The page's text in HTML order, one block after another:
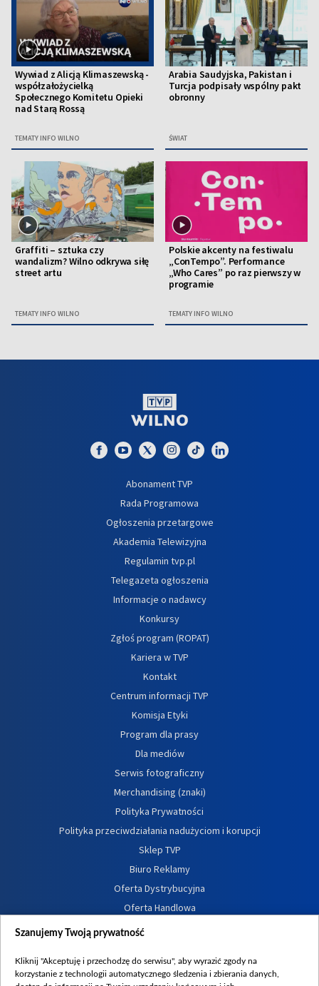
Wywiad z Alicją Klimaszewską -
współzałożycielką
Społecznego Komitetu Opieki
nad Starą Rossą
TEMATY INFO WILNO
Arabia Saudyjska, Pakistan i
Turcja podpisały wspólny pakt
obronny
ŚWIAT
Graffiti – sztuka czy
wandalizm? Wilno odkrywa siłę
street artu
TEMATY INFO WILNO
Polskie akcenty na festiwalu
„ConTempo”. Performance
„Who Cares” po raz pierwszy w
programie
TEMATY INFO WILNO
Abonament TVP
Rada Programowa
Ogłoszenia przetargowe
Akademia Telewizyjna
Regulamin tvp.pl
Telegazeta ogłoszenia
Informacje o nadawcy
Konkursy
Zgłoś program (ROPAT)
Kariera w TVP
Kontakt
Centrum informacji TVP
Komisja Etyki
Program dla prasy
Dla mediów
Serwis fotograficzny
Merchandising (znaki)
Polityka Prywatności
Polityka przeciwdziałania nadużyciom i korupcji
Sklep TVP
Biuro Reklamy
Oferta Dystrybucyjna
Oferta Handlowa
Dostępność
Procedura zgłoszeń wewnętrznych
Szanujemy Twoją prywatność
Kliknij "Akceptuję i przechodzę do serwisu", aby wyrazić zgody na
korzystanie z technologii automatycznego śledzenia i zbierania danych,